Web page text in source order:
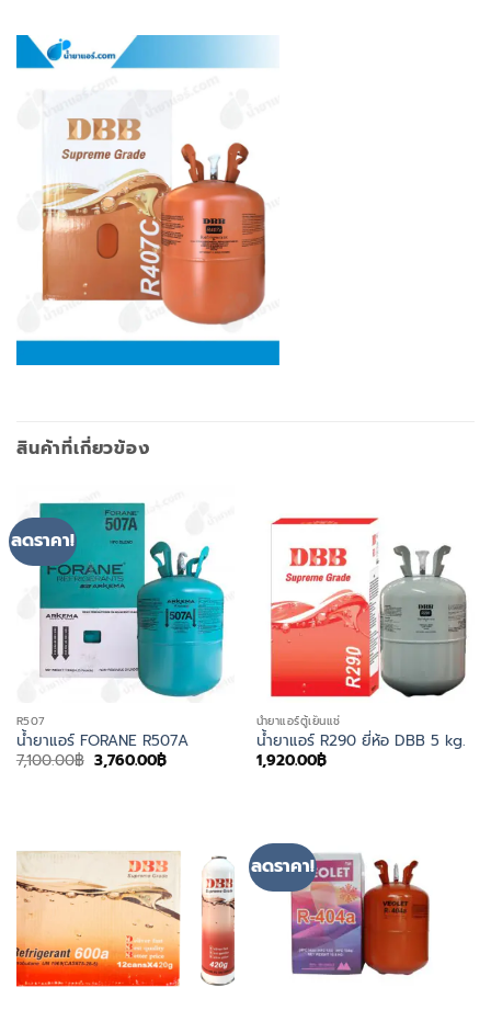
สินค้าที่เกี่ยวข้อง
ลดราคา!
R507
น้ำยาแอร์ FORANE R507A
7,100.00฿ Original
price
3,760.00฿Current
น้ำยาแอร์ตู้เย็นแช่
น้ำยาแอร์ R290 ยี่ห้อ DBB 5 kg.
1,920.00฿
ลดราคา!